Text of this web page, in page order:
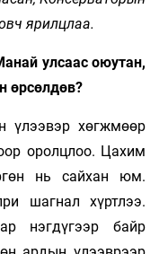
ярилцлаа.
улсаас оюутан,
өрсөлдөв?
үлээвэр хөгжмөөр
оролцлоо. Цахим
нь сайхан юм.
шагнал хүртлээ.
нэгдүгээр байр